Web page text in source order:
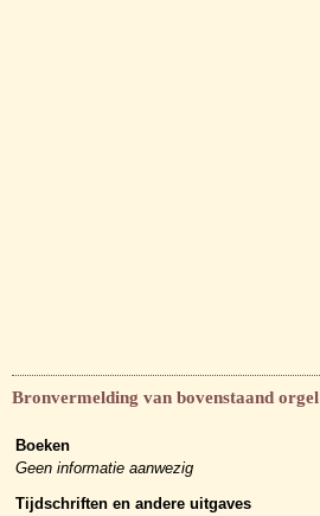
Bronvermelding van bovenstaand orgel
Boeken
Geen informatie aanwezig
Tijdschriften en andere uitgaves